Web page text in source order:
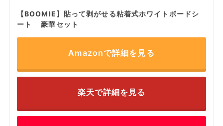
【BOOMIE】貼って剥がせる粘着式ホワイトボードシ
ート 豪華セット
Amazonで詳細を見る
楽天で詳細を見る